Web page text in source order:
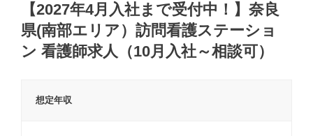
【2027年4月入社まで受付中！】奈良
県(南部エリア）訪問看護ステーショ
ン 看護師求人（10月入社～相談可）
想定年収